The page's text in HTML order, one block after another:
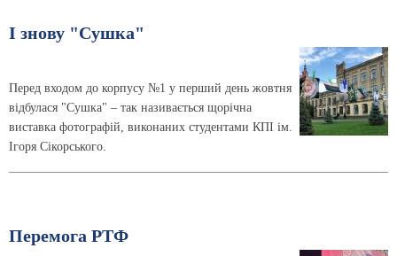
І знову "Сушка"
Перед входом до корпусу №1 у перший день жовтня
відбулася "Сушка" – так називається щорічна
виставка фотографій, виконаних студентами КПІ ім.
Ігоря Сікорського.
Перемога РТФ